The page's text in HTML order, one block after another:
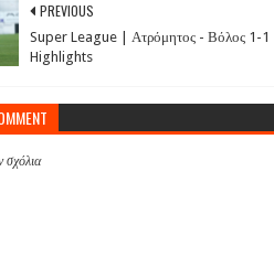
PREVIOUS
Super League | Ατρόμητος - Βόλος 1-1 |
Highlights
σχόλια